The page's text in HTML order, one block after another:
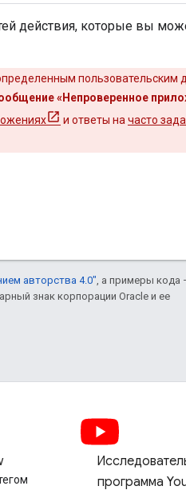
действия, которые вы
пользовательским
«Непроверенное
и ответы на часто
авторства 4.0" , а примеры кода
знак корпорации Oracle и ее
программа